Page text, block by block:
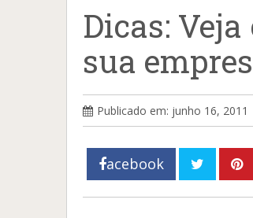
Dicas:
sua
Publicado em: junho 16, 2011
acebook